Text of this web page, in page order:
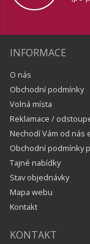
INFORMACE
O nás
Obchodní podmínky
Volná místa
Reklamace /
Nechodí Vám od nás
Obchodní podmínky
Tajné nabídky
Stav objednávky
Mapa webu
Kontakt
KONTAKT